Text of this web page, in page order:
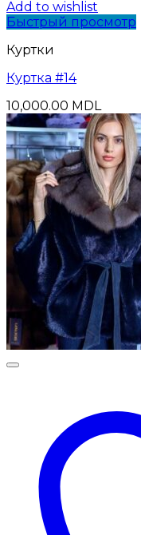
Add to wishlist
Быстрый просмотр
Куртки
Куртка #14
10,000.00 MDL